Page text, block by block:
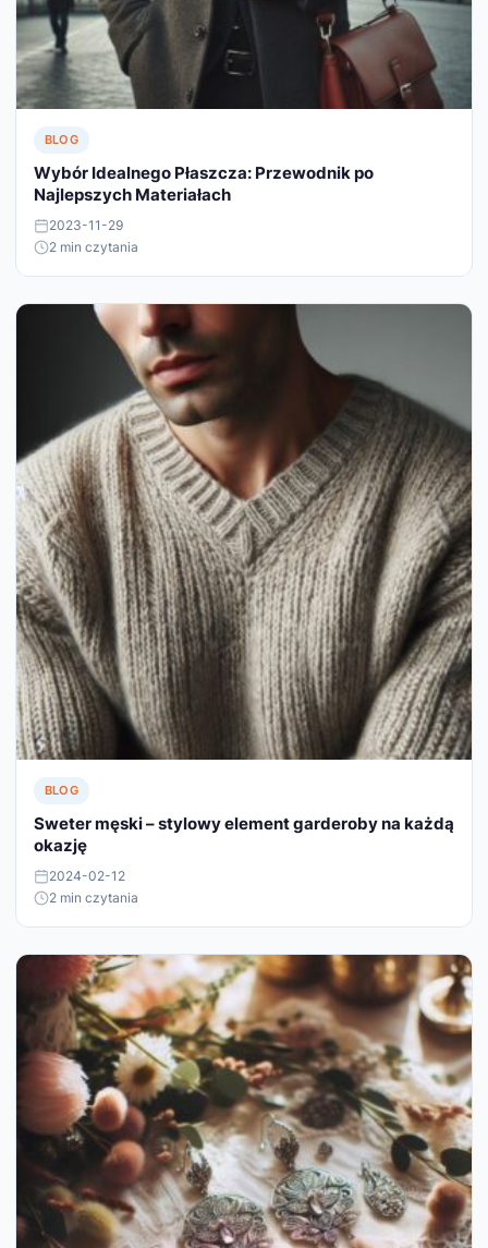
BLOG
Wybór Idealnego Płaszcza: Przewodnik po
Najlepszych Materiałach
2023-11-29
2 min czytania
BLOG
Sweter męski – stylowy element garderoby na każdą
okazję
2024-02-12
2 min czytania